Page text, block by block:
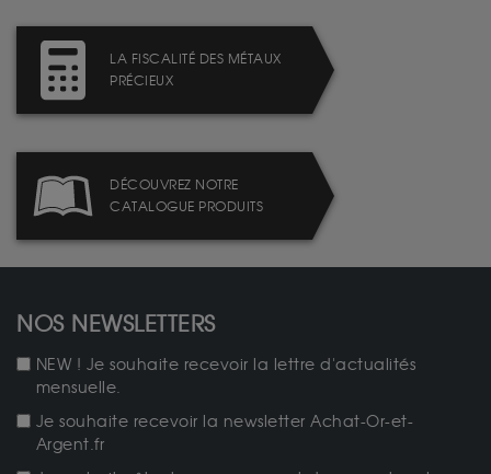
LA FISCALITÉ DES MÉTAUX
PRÉCIEUX
DÉCOUVREZ NOTRE
CATALOGUE PRODUITS
NOS NEWSLETTERS
NEW ! Je souhaite recevoir la lettre d'actualités
mensuelle.
Je souhaite recevoir la newsletter Achat-Or-et-
Argent.fr